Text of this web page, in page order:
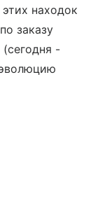
находок
заказу
-